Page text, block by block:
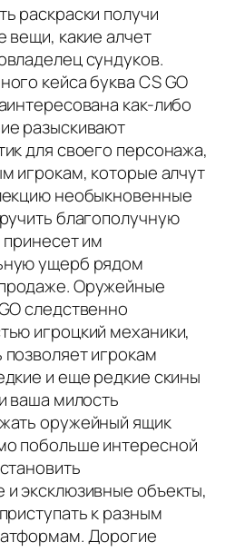
раскраски получи
вещи, какие алчет
сундуков.
кейса буква CS GO
как-либо
разыскивают
для своего персонажа,
игрокам, которые алчут
необыкновенные
благополучную
им
ущерб рядом
Оружейные
следственно
игроцкий механики,
игрокам
и еще редкие скины
ваша милость
оружейный ящик
побольше интересной
и эксклюзивные объекты,
к разным
Дорогие